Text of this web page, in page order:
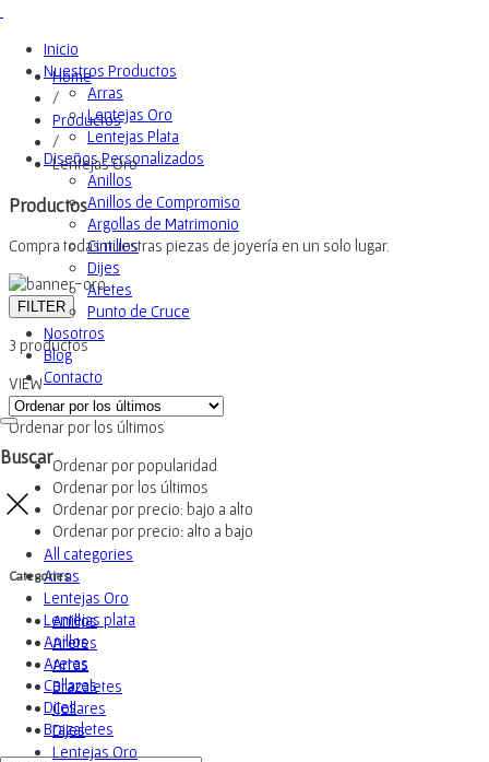
Inicio
Nuestros Productos
Arras
Lentejas Oro
Lentejas Plata
Diseños Personalizados
Anillos
Anillos de Compromiso
Argollas de Matrimonio
Cintillos
Dijes
Aretes
Punto de Cruce
Nosotros
Blog
Contacto
Buscar
All categories
Arras
Lentejas Oro
Lentejas plata
Anillos
Aretes
Collares
Dijes
Brazaletes
Home
/
Productos
/
Lentejas Oro
Productos
Compra todas nuestras piezas de joyería en un solo lugar.
FILTER
3 productos
VIEW
Ordenar por los últimos
Ordenar por popularidad
Ordenar por los últimos
Ordenar por precio: bajo a alto
Ordenar por precio: alto a bajo
Categories
Anillos
Aretes
Arras
Brazaletes
Collares
Dijes
Lentejas Oro